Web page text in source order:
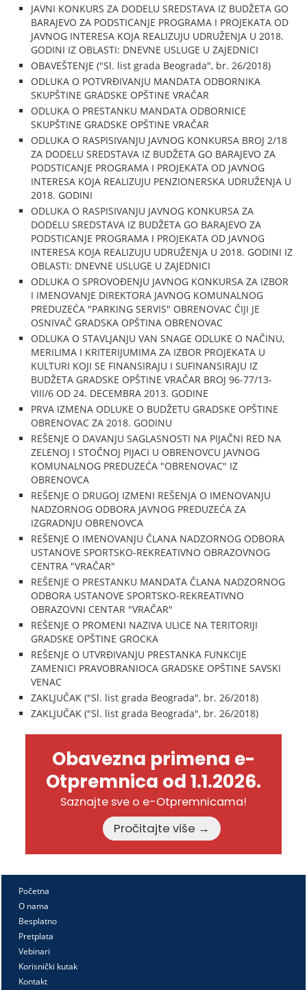
JAVNI KONKURS ZA DODELU SREDSTAVA IZ BUDŽETA GO
BARAJEVO ZA PODSTICANJE PROGRAMA I PROJEKATA OD
JAVNOG INTERESA KOJA REALIZUJU UDRUŽENJA U 2018.
GODINI IZ OBLASTI: DNEVNE USLUGE U ZAJEDNICI
OBAVEŠTENJE ("Sl. list grada Beograda", br. 26/2018)
ODLUKA O POTVRĐIVANJU MANDATA ODBORNIKA
SKUPŠTINE GRADSKE OPŠTINE VRAČAR
ODLUKA O PRESTANKU MANDATA ODBORNICE
SKUPŠTINE GRADSKE OPŠTINE VRAČAR
ODLUKA O RASPISIVANJU JAVNOG KONKURSA BROJ 2/18
ZA DODELU SREDSTAVA IZ BUDŽETA GO BARAJEVO ZA
PODSTICANJE PROGRAMA I PROJEKATA OD JAVNOG
INTERESA KOJA REALIZUJU PENZIONERSKA UDRUŽENJA U
2018. GODINI
ODLUKA O RASPISIVANJU JAVNOG KONKURSA ZA
DODELU SREDSTAVA IZ BUDŽETA GO BARAJEVO ZA
PODSTICANJE PROGRAMA I PROJEKATA OD JAVNOG
INTERESA KOJA REALIZUJU UDRUŽENJA U 2018. GODINI IZ
OBLASTI: DNEVNE USLUGE U ZAJEDNICI
ODLUKA O SPROVOĐENJU JAVNOG KONKURSA ZA IZBOR
I IMENOVANJE DIREKTORA JAVNOG KOMUNALNOG
PREDUZEĆA "PARKING SERVIS" OBRENOVAC ČIJI JE
OSNIVAČ GRADSKA OPŠTINA OBRENOVAC
ODLUKA O STAVLJANJU VAN SNAGE ODLUKE O NAČINU,
MERILIMA I KRITERIJUMIMA ZA IZBOR PROJEKATA U
KULTURI KOJI SE FINANSIRAJU I SUFINANSIRAJU IZ
BUDŽETA GRADSKE OPŠTINE VRAČAR BROJ 96-77/13-
VIII/6 OD 24. DECEMBRA 2013. GODINE
PRVA IZMENA ODLUKE O BUDŽETU GRADSKE OPŠTINE
OBRENOVAC ZA 2018. GODINU
REŠENJE O DAVANJU SAGLASNOSTI NA PIJAČNI RED NA
ZELENOJ I STOČNOJ PIJACI U OBRENOVCU JAVNOG
KOMUNALNOG PREDUZEĆA "OBRENOVAC" IZ
OBRENOVCA
REŠENJE O DRUGOJ IZMENI REŠENJA O IMENOVANJU
NADZORNOG ODBORA JAVNOG PREDUZEĆA ZA
IZGRADNJU OBRENOVCA
REŠENJE O IMENOVANJU ČLANA NADZORNOG ODBORA
USTANOVE SPORTSKO-REKREATIVNO OBRAZOVNOG
CENTRA "VRAČAR"
REŠENJE O PRESTANKU MANDATA ČLANA NADZORNOG
ODBORA USTANOVE SPORTSKO-REKREATIVNO
OBRAZOVNI CENTAR "VRAČAR"
REŠENJE O PROMENI NAZIVA ULICE NA TERITORIJI
GRADSKE OPŠTINE GROCKA
REŠENJE O UTVRĐIVANJU PRESTANKA FUNKCIJE
ZAMENICI PRAVOBRANIOCA GRADSKE OPŠTINE SAVSKI
VENAC
ZAKLJUČAK ("Sl. list grada Beograda", br. 26/2018)
ZAKLJUČAK ("Sl. list grada Beograda", br. 26/2018)
Obavezna primena e-
Otpremnica od 1.1.2026.
Saznajte sve o e-Otpremnicama!
Pročitajte više →
Početna
O nama
Besplatno
Pretplata
Vebinari
Korisnički kutak
Kontakt